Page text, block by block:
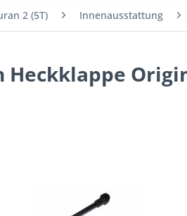
2 (5T) Innenausstattung